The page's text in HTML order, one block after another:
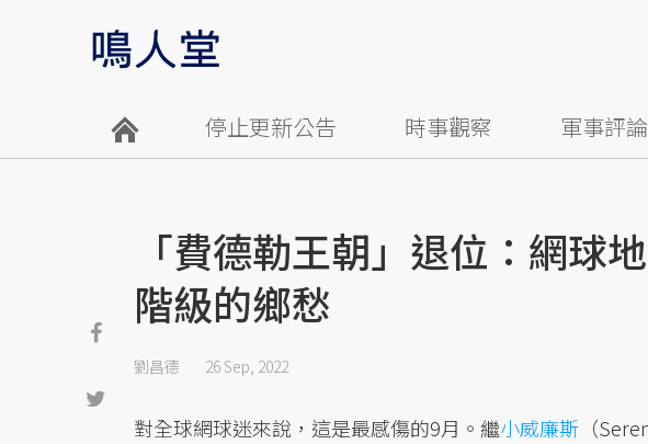
停止更新公告 時事觀察 軍事評論
「費德勒王朝」退位：網球
階級的鄉愁
劉昌德 26 Sep, 2022
對全球網球迷來說，這是最感傷的9月。繼小威廉斯 （